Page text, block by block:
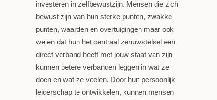
investeren in zelfbewustzijn. Mensen die zich
bewust zijn van hun sterke punten, zwakke
punten, waarden en overtuigingen maar ook
weten dat hun het centraal zenuwstelsel een
direct verband heeft met jouw staat van zijn
kunnen betere verbanden leggen in wat ze
doen en wat ze voelen. Door hun persoonlijk
leiderschap te ontwikkelen, kunnen mensen